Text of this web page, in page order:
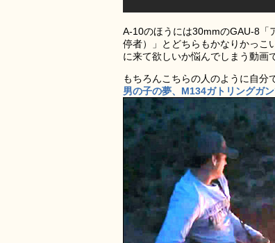
A-10のほうには30mmのGAU-8「
停者）」とどちらもかなりかっこ
に来て欲しいか悩んでしまう動画
もちろんこちらの人のように自分
男の子の夢、M134ガトリングガ